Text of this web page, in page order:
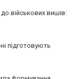
військових вишів:
підготовують